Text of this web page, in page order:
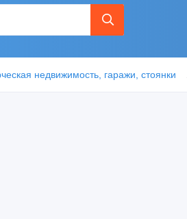
недвижимость, гаражи, стоянки